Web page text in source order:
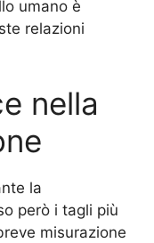
umano è
relazioni
nella
la
però i tagli più
misurazione